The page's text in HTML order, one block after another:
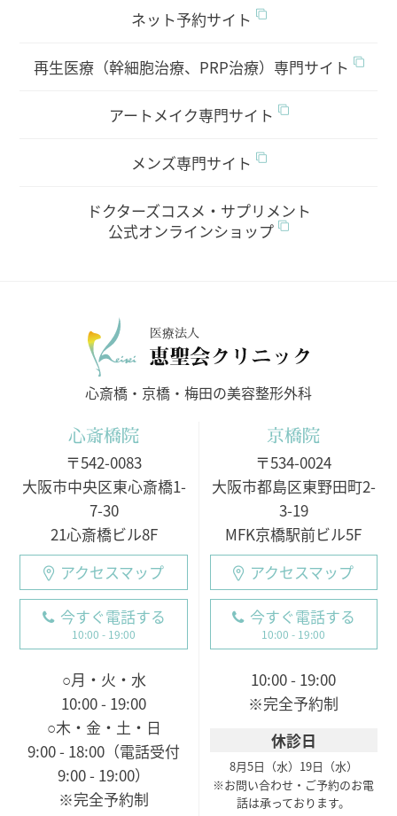
ネット予約サイト
再生医療（幹細胞治療、PRP治療）専門サイト
アートメイク専門サイト
メンズ専門サイト
ドクターズコスメ・サプリメント
公式オンラインショップ
医療法人
心斎橋・京橋・梅田の美容整形外科
心斎橋院
〒542-0083
大阪市中央区東心斎橋1-
7-30
21心斎橋ビル8F
アクセスマップ
今すぐ電話する
10:00 - 19:00
○月・火・水
10:00 - 19:00
○木・金・土・日
9:00 - 18:00（電話受付
9:00 - 19:00）
※完全予約制
京橋院
〒534-0024
大阪市都島区東野田町2-
3-19
MFK京橋駅前ビル5F
アクセスマップ
今すぐ電話する
10:00 - 19:00
10:00 - 19:00
※完全予約制
休診日
8月5日（水） 19日（水）
※お問い合わせ・ご予約のお電
話は承っております。